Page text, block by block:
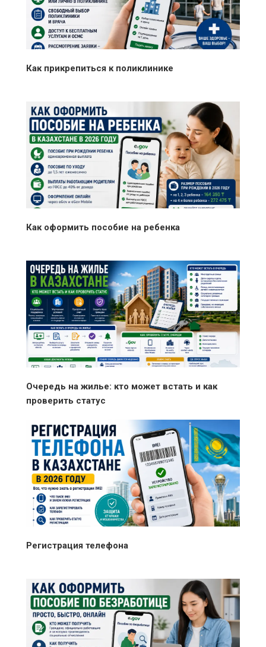
Как прикрепиться к поликлинике
Как оформить пособие на ребенка
Очередь на жилье: кто может встать и как
проверить статус
Регистрация телефона